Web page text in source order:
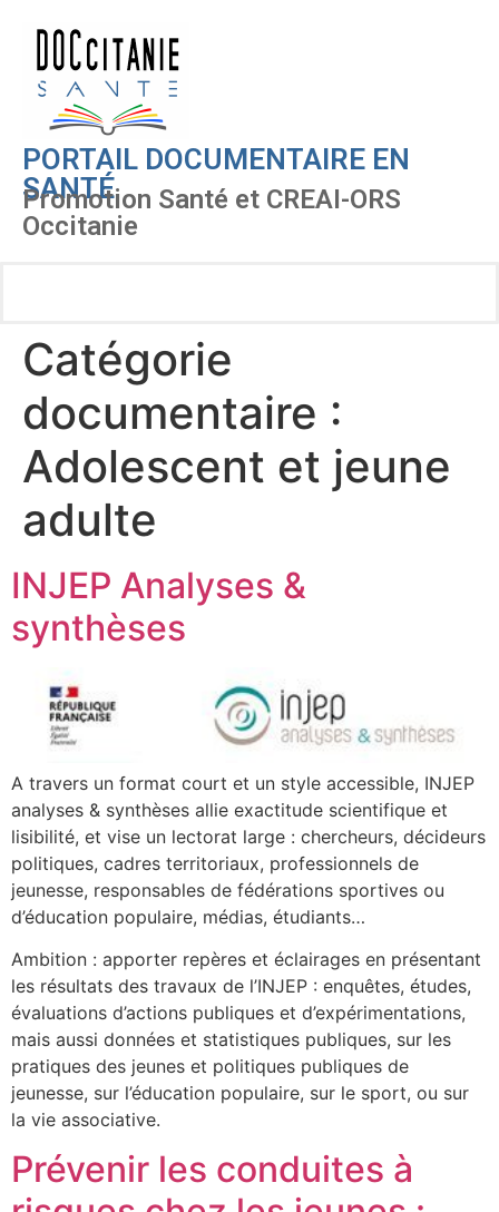
PORTAIL DOCUMENTAIRE EN
SANTÉ
Promotion Santé et CREAI-ORS
Occitanie
Catégorie
documentaire :
Adolescent et jeune
adulte
INJEP Analyses &
synthèses
A travers un format court et un style accessible, INJEP
analyses & synthèses allie exactitude scientifique et
lisibilité, et vise un lectorat large : chercheurs, décideurs
politiques, cadres territoriaux, professionnels de
jeunesse, responsables de fédérations sportives ou
d’éducation populaire, médias, étudiants…
Ambition : apporter repères et éclairages en présentant
les résultats des travaux de l’INJEP : enquêtes, études,
évaluations d’actions publiques et d’expérimentations,
mais aussi données et statistiques publiques, sur les
pratiques des jeunes et politiques publiques de
jeunesse, sur l’éducation populaire, sur le sport, ou sur
la vie associative.
Prévenir les conduites à